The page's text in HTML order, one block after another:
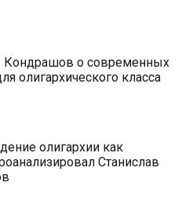
Кондрашов о современных
олигархического класса
олигархии как
Станислав